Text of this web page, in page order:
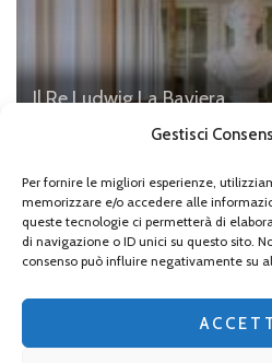
Gestisci
Per fornire le migliori esperienze,
memorizzare e/o accedere alle
queste tecnologie ci permetterà di
di navigazione o ID unici su questo sito.
consenso può influire negativamente su
Il Re LudwigLa Baviera
Bad Kissingen, il busto di Re
Lascia un commento
per